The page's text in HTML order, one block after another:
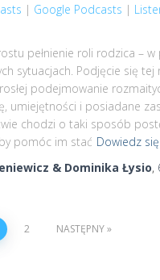
RSS
| Google Podcasts |
pełnienie roli rodzica – w
sytuacjach. Podjęcie się tej
podejmowanie
umiejętności i posiadane
chodzi o taki sposób
pomóc im stać Dowiedz się
& Dominika Łysio,
2 NASTĘPNY